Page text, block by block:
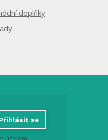
doplňky
se
účelem